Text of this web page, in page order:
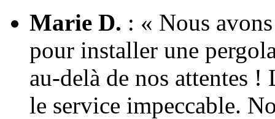
Marie D. : « Nous
pour installer une
au-delà de nos attentes !
le service impeccable.